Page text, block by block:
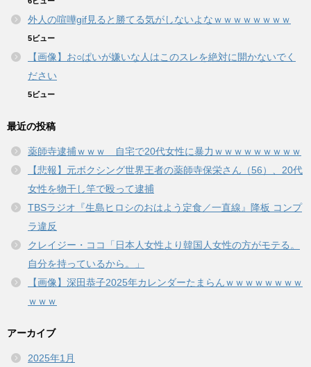
外人の喧嘩gif見ると勝てる気がしないよなｗｗｗｗｗｗｗｗ
5ビュー
【画像】お○ぱいが嫌いな人はこのスレを絶対に開かないでく
ださい
5ビュー
最近の投稿
薬師寺逮捕ｗｗｗ 自宅で20代女性に暴力ｗｗｗｗｗｗｗｗｗ
【悲報】元ボクシング世界王者の薬師寺保栄さん（56）、20代
女性を物干し竿で殴って逮捕
TBSラジオ『生島ヒロシのおはよう定食／一直線』降板 コンプ
ラ違反
クレイジー・ココ「日本人女性より韓国人女性の方がモテる。
自分を持っているから。」
【画像】深田恭子2025年カレンダーたまらんｗｗｗｗｗｗｗｗ
ｗｗｗ
アーカイブ
2025年1月